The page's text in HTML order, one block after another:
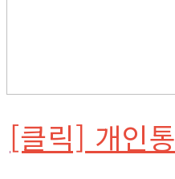
[클릭] 개인